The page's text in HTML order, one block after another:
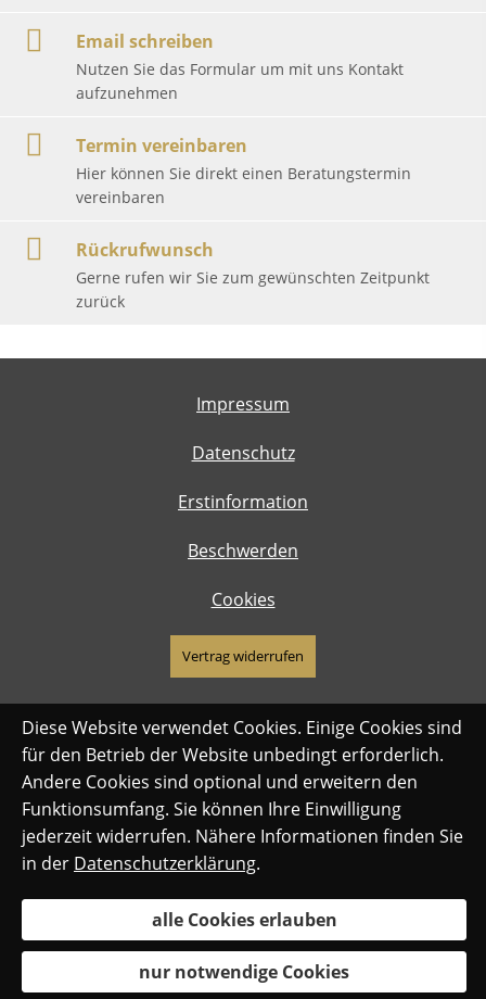
Email schreiben
Nutzen Sie das Formular um mit uns Kontakt
aufzunehmen
Termin vereinbaren
Hier können Sie direkt einen Beratungstermin
vereinbaren
Rückrufwunsch
Gerne rufen wir Sie zum gewünschten Zeitpunkt
zurück
Impressum
Datenschutz
Erstinformation
Beschwerden
Cookies
Vertrag widerrufen
Diese Website verwendet Cookies. Einige Cookies sind
für den Betrieb der Website unbedingt erforderlich.
Andere Cookies sind optional und erweitern den
Funktionsumfang. Sie können Ihre Einwilligung
jederzeit widerrufen. Nähere Informationen finden Sie
in der Datenschutzerklärung.
alle Cookies erlauben
nur notwendige Cookies